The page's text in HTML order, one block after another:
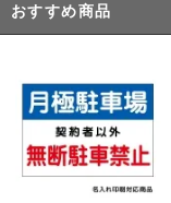
おすすめ商品